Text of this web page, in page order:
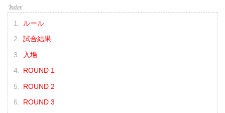
ルール
試合結果
入場
ROUND 1
ROUND 2
ROUND 3